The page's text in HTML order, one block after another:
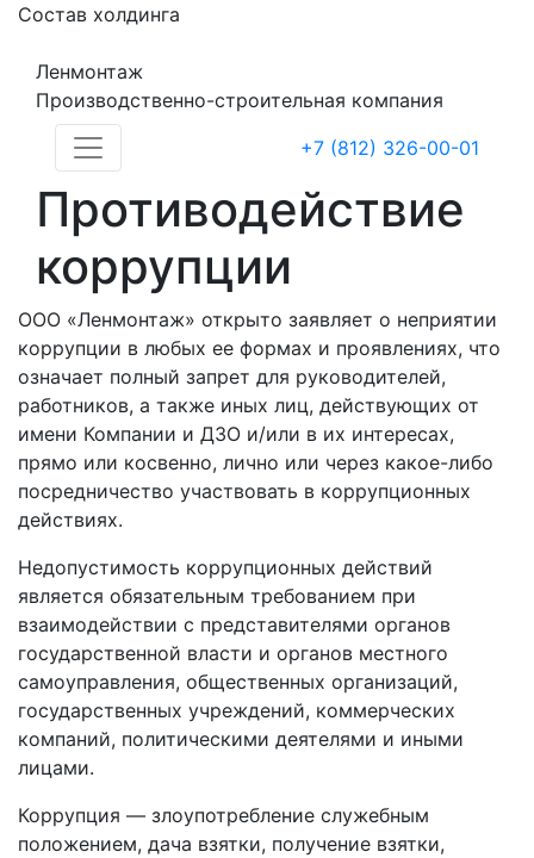
Состав холдинга
Ленмонтаж
Производственно-строительная компания
+7 (812) 326-00-01
Противодействие
коррупции
ООО «Ленмонтаж» открыто заявляет о неприятии
коррупции в любых ее формах и проявлениях, что
означает полный запрет для руководителей,
работников, а также иных лиц, действующих от
имени Компании и ДЗО и/или в их интересах,
прямо или косвенно, лично или через какое-либо
посредничество участвовать в коррупционных
действиях.
Недопустимость коррупционных действий
является обязательным требованием при
взаимодействии с представителями органов
государственной власти и органов местного
самоуправления, общественных организаций,
государственных учреждений, коммерческих
компаний, политическими деятелями и иными
лицами.
Коррупция — злоупотребление служебным
положением, дача взятки, получение взятки,